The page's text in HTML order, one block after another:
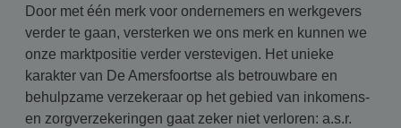
Door met één merk voor ondernemers en werkgevers
verder te gaan, versterken we ons merk en kunnen we
onze marktpositie verder verstevigen. Het unieke
karakter van De Amersfoortse als betrouwbare en
behulpzame verzekeraar op het gebied van inkomens-
en zorgverzekeringen gaat zeker niet verloren: a.s.r.